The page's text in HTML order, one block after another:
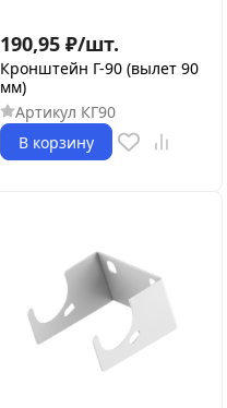
190,95 ₽/шт.
Кронштейн Г-90 (вылет 90
мм)
Артикул КГ90
В корзину